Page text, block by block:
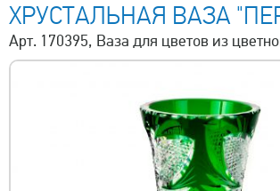
ХРУСТАЛЬНАЯ ВАЗА
Арт. 170395, Ваза для цветов из